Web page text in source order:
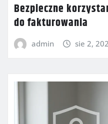
Bezpieczne
do fakturowania
admin sie 2,